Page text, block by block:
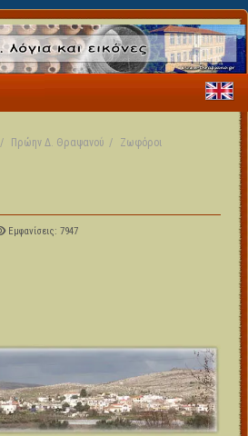
Πρώην Δ. Θραψανού Ζωφόροι
Εμφανίσεις: 7947